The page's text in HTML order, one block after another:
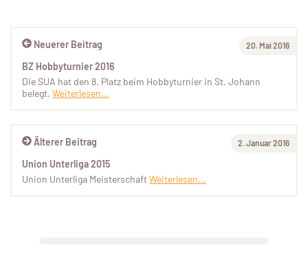
Älterer Beitrag 2. Januar 2016
Union Unterliga 2015
Union Unterliga MeisterschaftWeiterlesen...
Neuerer Beitrag 20. Mai 2016
BZ Hobbyturnier 2016
Die SUA hat den 8. Platz beim Hobbyturnier in St. Johann
belegt. Weiterlesen...